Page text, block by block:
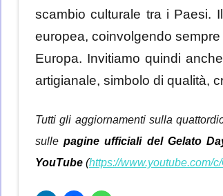
scambio culturale tra i Paesi.
europea, coinvolgendo
Europa. Invitiamo quindi
artigianale, simbolo di qualità,
Tutti gli aggiornamenti sulla
sulle pagine ufficiali del Gelato
YouTube (https://www.youtube.com/